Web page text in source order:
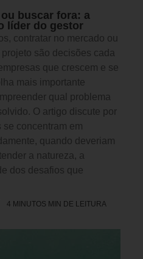
buscar fora: a
líder do gestor
contratar no mercado ou
são decisões cada
que crescem e se
mais importante
qual problema
O artigo discute por
concentram em
quando deveriam
a natureza, a
dos desafios que
4 MINUTOS MIN DE LEITURA